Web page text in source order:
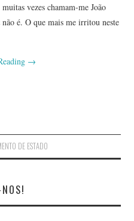
vezes chamam-me João
é. O que mais me irritou neste
→
DE ESTADO